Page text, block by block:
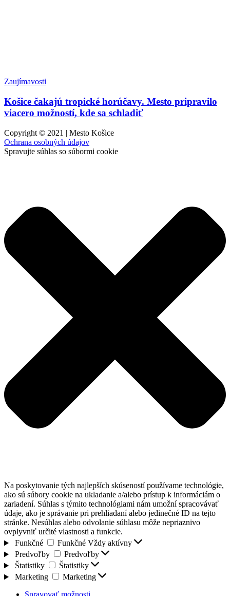
Zaujímavosti
Košice čakajú tropické horúčavy. Mesto pripravilo
viacero možností, kde sa schladiť
Copyright © 2021 | Mesto Košice
Ochrana osobných údajov
Spravujte súhlas so súbormi cookie
Na poskytovanie tých najlepších skúseností používame technológie,
ako sú súbory cookie na ukladanie a/alebo prístup k informáciám o
zariadení. Súhlas s týmito technológiami nám umožní spracovávať
údaje, ako je správanie pri prehliadaní alebo jedinečné ID na tejto
stránke. Nesúhlas alebo odvolanie súhlasu môže nepriaznivo
ovplyvniť určité vlastnosti a funkcie.
Funkčné
Funkčné Vždy aktívny
Predvoľby
Predvoľby
Štatistiky
Štatistiky
Marketing
Marketing